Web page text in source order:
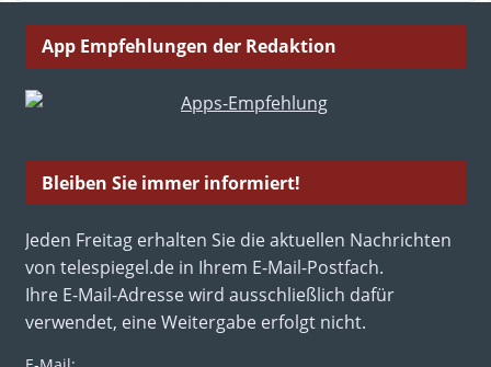
App Empfehlungen der Redaktion
Bleiben Sie immer informiert!
Jeden Freitag erhalten Sie die aktuellen Nachrichten
von telespiegel.de in Ihrem E-Mail-Postfach.
Ihre E-Mail-Adresse wird ausschließlich dafür
verwendet, eine Weitergabe erfolgt nicht.